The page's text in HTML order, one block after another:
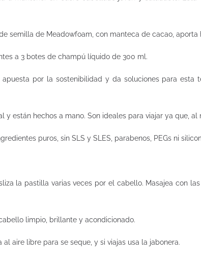
semilla de Meadowfoam, con manteca de cacao,
a 3 botes de champú líquido de 300 ml.
por la sostenibilidad y da soluciones para
y están hechos a mano. Son ideales para viajar ya que,
puros, sin SLS y SLES, parabenos, PEGs ni
la pastilla varias veces por el cabello. Masajea con
limpio, brillante y acondicionado.
aire libre para se seque, y si viajas usa la jabonera.